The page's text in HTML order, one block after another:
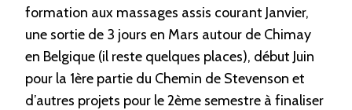
formation aux massages assis courant Janvier,
une sortie de 3 jours en Mars autour de Chimay
en Belgique (il reste quelques places), début Juin
pour la 1ère partie du Chemin de Stevenson et
d’autres projets pour le 2ème semestre à finaliser